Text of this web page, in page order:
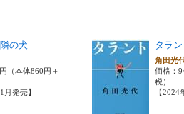
の犬
（本体860円＋
月発売】
タラン
角田光
価格：
税）
【2024